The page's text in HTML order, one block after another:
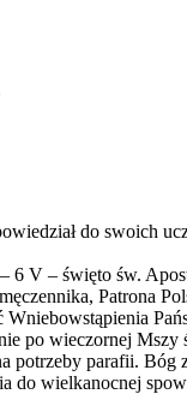
do swoich
– 6 V – święto św.
Patrona
po wieczornej
potrzeby parafii. Bóg
do wielkanocnej